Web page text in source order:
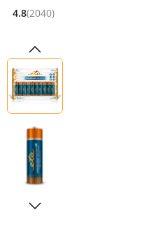
Hodnocení: 4.8 z 5 (2040 recenzí)
4.8(2040)